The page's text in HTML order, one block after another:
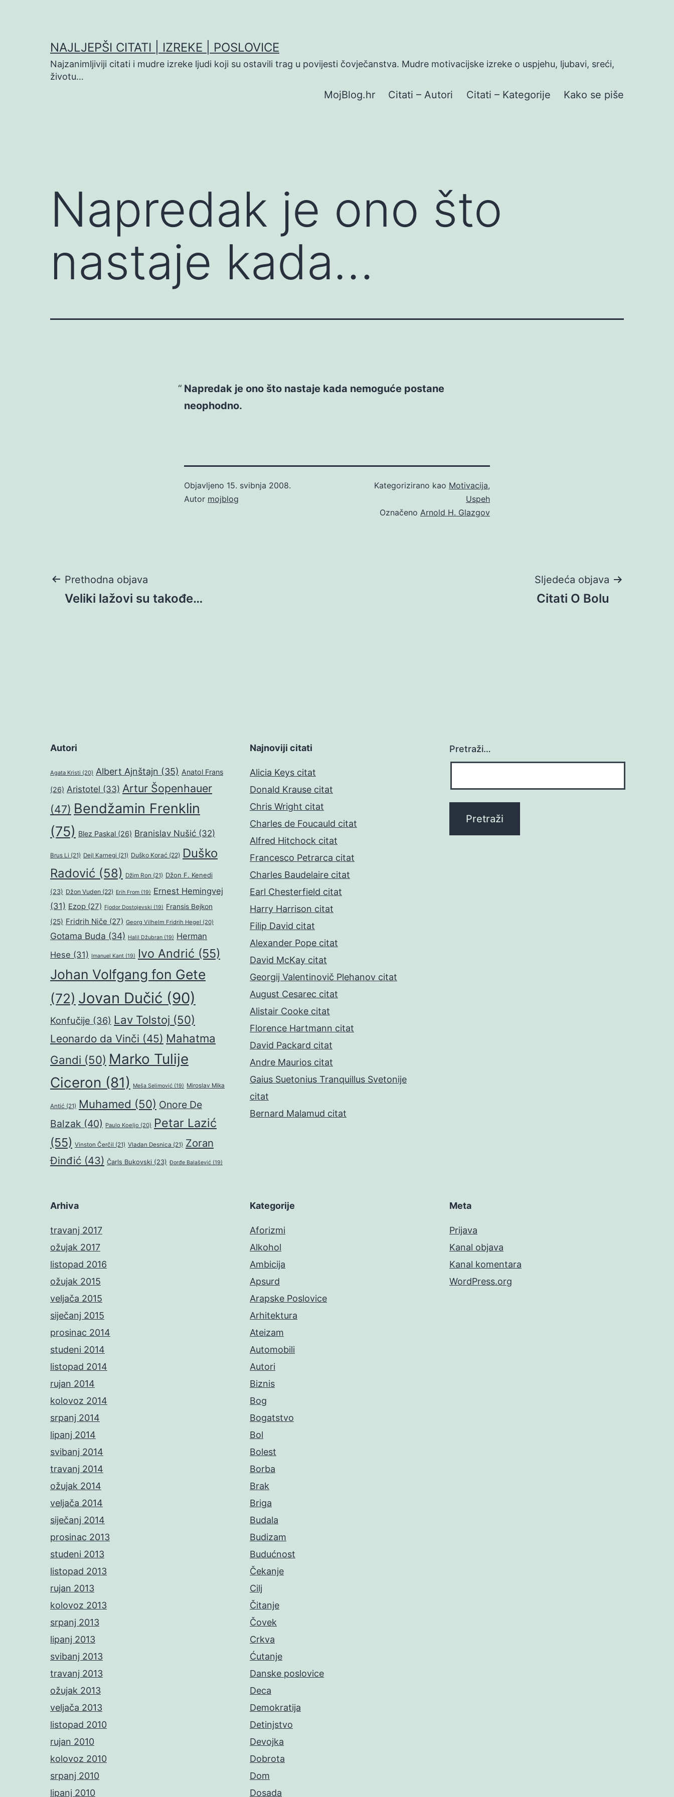
NAJLJEPŠI CITATI | IZREKE | POSLOVICE
Najzanimljiviji citati i mudre izreke ljudi koji su ostavili trag u povijesti čovječanstva. Mudre motivacijske izreke o uspjehu, ljubavi, sreći,
životu…
MojBlog.hr Citati – Autori Citati – Kategorije Kako se piše
Napredak je ono što
nastaje kada…
Napredak je ono što nastaje kada nemoguće postane
neophodno.
Objavljeno 15. svibnja 2008.
Autor mojblog
Kategorizirano kao Motivacija,
Uspeh
Označeno Arnold H. Glazgov
Navigacija
Prethodna objava
Veliki lažovi su takođe…
Sljedeća objava
Citati O Bolu
Autori
Agata Kristi (20) Albert Ajnštajn (35) Anatol Frans
(26) Aristotel (33) Artur Šopenhauer
(47) Bendžamin Frenklin
(75) Blez Paskal (26) Branislav Nušić (32)
Brus Li (21) Dejl Karnegi (21) Duško Korać (22) Duško
Radović (58) Džim Ron (21) Džon F. Kenedi
(23) Džon Vuden (22) Erih From (19) Ernest Hemingvej
(31) Ezop (27) Fjodor Dostojevski (19) Fransis Bejkon
(25) Fridrih Niče (27) Georg Vilhelm Fridrih Hegel (20)
Gotama Buda (34) Halil Džubran (19) Herman
Hese (31) Imanuel Kant (19) Ivo Andrić (55)
Johan Volfgang fon Gete
(72) Jovan Dučić (90)
Konfučije (36) Lav Tolstoj (50)
Leonardo da Vinči (45) Mahatma
Gandi (50) Marko Tulije
Ciceron (81) Meša Selimović (19) Miroslav Mika
Antić (21) Muhamed (50) Onore De
Balzak (40) Paulo Koeljo (20) Petar Lazić
(55) Vinston Čerčil (21) Vladan Desnica (21) Zoran
Đinđić (43) Čarls Bukovski (23) Đorđe Balašević (19)
Najnoviji citati
Alicia Keys citat
Donald Krause citat
Chris Wright citat
Charles de Foucauld citat
Alfred Hitchock citat
Francesco Petrarca citat
Charles Baudelaire citat
Earl Chesterfield citat
Harry Harrison citat
Filip David citat
Alexander Pope citat
David McKay citat
Georgij Valentinovič Plehanov citat
August Cesarec citat
Alistair Cooke citat
Florence Hartmann citat
David Packard citat
Andre Maurios citat
Gaius Suetonius Tranquillus Svetonije
citat
Bernard Malamud citat
Pretraži…
Arhiva
travanj 2017
ožujak 2017
listopad 2016
ožujak 2015
veljača 2015
siječanj 2015
prosinac 2014
studeni 2014
listopad 2014
rujan 2014
kolovoz 2014
srpanj 2014
lipanj 2014
svibanj 2014
travanj 2014
ožujak 2014
veljača 2014
siječanj 2014
prosinac 2013
studeni 2013
listopad 2013
rujan 2013
kolovoz 2013
srpanj 2013
lipanj 2013
svibanj 2013
travanj 2013
ožujak 2013
veljača 2013
listopad 2010
rujan 2010
kolovoz 2010
srpanj 2010
lipanj 2010
Kategorije
Aforizmi
Alkohol
Ambicija
Apsurd
Arapske Poslovice
Arhitektura
Ateizam
Automobili
Autori
Biznis
Bog
Bogatstvo
Bol
Bolest
Borba
Brak
Briga
Budala
Budizam
Budućnost
Čekanje
Cilj
Čitanje
Čovek
Crkva
Ćutanje
Danske poslovice
Deca
Demokratija
Detinjstvo
Devojka
Dobrota
Dom
Dosada
Meta
Prijava
Kanal objava
Kanal komentara
WordPress.org